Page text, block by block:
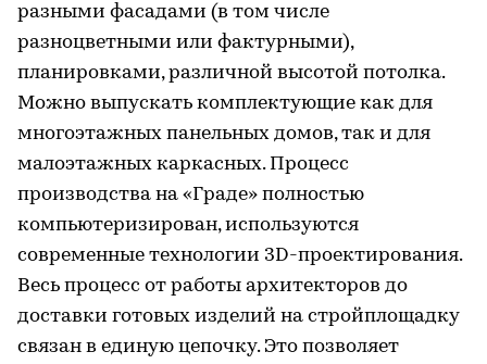
разными фасадами (в том числе
разноцветными или фактурными),
планировками, различной высотой потолка.
Можно выпускать комплектующие как для
многоэтажных панельных домов, так и для
малоэтажных каркасных. Процесс
производства на «Граде» полностью
компьютеризирован, используются
современные технологии 3D-проектирования.
Весь процесс от работы архитекторов до
доставки готовых изделий на стройплощадку
связан в единую цепочку. Это позволяет